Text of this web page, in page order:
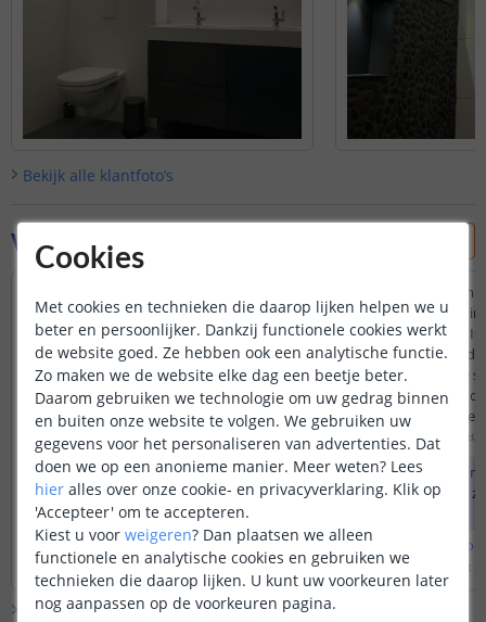
Bekijk alle klantfoto’s
Vraag & antwoord
Wij willen graag 12v ledstrip in de camper.
Wij willer graag 2x led strip van 3 meter aan
elke kant in de bus, is er een mogelijkheid
om 2 leds aantesluiten op 1 controller en
dimmer? Zoja hoe doen wij dat ? Mvg
maandag 2 september 2024
U kunt inderdaad 2 ledstrips aansluiten
op de controller. Dit kan middels deze
splitterkabel tussen de ledstrips en de
controller.
Bekijk hele antwoord
Door Sharona op dinsdag 3 september 2024
Wanneer ik de
uitschakel en weer
ledstrip direct aan.
dat dit niet gebeurd?
inschakelen van de
afstandsbediening
zetten. We
camper, als we de
stroom hangen
dat is niet handig.
Door Willem op
Dat is helaas niet
zal altijd aangaan
Bekijk
Door priscilla
Bekijk alle Vraag & antwoord
Cookies
Met cookies en technieken die daarop lijken helpen we u
beter en persoonlijker. Dankzij functionele cookies werkt
de website goed. Ze hebben ook een analytische functie.
Zo maken we de website elke dag een beetje beter.
Daarom gebruiken we technologie om uw gedrag binnen
en buiten onze website te volgen. We gebruiken uw
gegevens voor het personaliseren van advertenties. Dat
doen we op een anonieme manier. Meer weten? Lees
hier alles over onze cookie- en privacyverklaring. Klik op
'Accepteer' om te accepteren.
Kiest u voor weigeren? Dan plaatsen we alleen
functionele en analytische cookies en gebruiken we
technieken die daarop lijken. U kunt uw voorkeuren later
nog aanpassen op de voorkeuren pagina.